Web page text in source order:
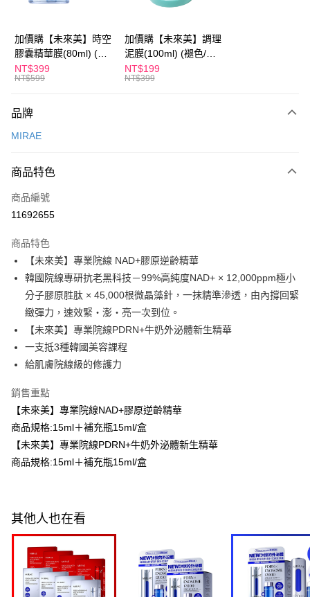
街口支付
悠遊付
Google Pay
全盈+PAY
AFTEE先享後付
【關於「AFTEE先享後付」】
便利好安心！
１．簡單：不需註冊會員、不需綁卡、不需儲值。
２．便利：只要手機號碼，簡訊認證，即可結帳。
３．安心：先確認商品／服務後，再付款。
１．於結帳方式選擇「AFTEE先享後付」後，將跳轉至「AFTEE先享後付」
結帳頁面，進行簡訊認證並確認金額後，即可完成結帳。
２．訂單成立數日內，您將收到繳費通知簡訊。
３．收到繳費通知簡訊後14天內，點擊此簡訊中的連結，可透過四大超商／
ATM／網路銀行／等多元方式進行付款，方視為交易完成。
購買商品的店家。未經商家同意取消之訂單仍視為有效，需透過AFTEE先享
後付繳納相關費用。
※ 交易是否成功請以「AFTEE先享後付 」之結帳頁面顯示為準，若有關於
是否繳費成功／繳費後需取消欲退款等相關疑問，請聯繫「AFTEE先享後付
客戶支援中心」https://netprotections.freshdesk.com/support/home
【注意事項】
１．透過由恩沛科技股份有限公司提供之「AFTEE先享後付」服務完成之交
易，需依本服務之必要範圍內提供個人資料，並將交易相關給付款項請求債
權轉讓予恩沛科技股份有限公司。
２．關於個人資料處理事宜，請瀏覽以下網址：
３．未成年的使用者請事先徵得法定代理人或監護人之同意方可使用
時審查核予不同之上限額度；若仍有額度不足之情形，本公司將視審查結果
恩沛科技股份有限公司將有權停止該用戶之使用額度並採取法律行動。
每筆NT$100，滿NT$600(含以上)免運費
萊爾富取貨付款
每筆NT$100，滿NT$600(含以上)免運費
付款後萊爾富取貨
每筆NT$100，滿NT$600(含以上)免運費
7-11付款取貨
每筆NT$100，滿NT$600(含以上)免運費
付款後7-11取貨
每筆NT$100，滿NT$600(含以上)免運費
離島配送
每筆NT$150，滿NT$1,500(含以上)免運費
海外配送 查看運費
海外配送(澳門) 查看運費
加價購【未來美】時空
膠囊精華膜(80ml) (褪
色/盒損/短效良品)
NT$399
NT$599
加價購【未來美】調理
泥膜(100ml) (褪色/盒
損/短效良品)
NT$199
NT$399
品牌
MIRAE
商品特色
商品編號
11692655
商品特色
【未來美】專業院線 NAD+膠原逆齡精華
韓國院線專研抗老黑科技－99%高純度NAD+ × 12,000ppm極小
分子膠原胜肽 × 45,000根微晶藻針，一抹精準滲透，由內撐回緊
緻彈力，速效緊・澎・亮一次到位。
【未來美】專業院線PDRN+牛奶外泌體新生精華
一支抵3種韓國美容課程
給肌膚院線級的修護力
銷售重點
【未來美】專業院線NAD+膠原逆齡精華
商品規格:15ml＋補充瓶15ml/盒
【未來美】專業院線PDRN+牛奶外泌體新生精華
商品規格:15ml＋補充瓶15ml/盒
其他人也在看